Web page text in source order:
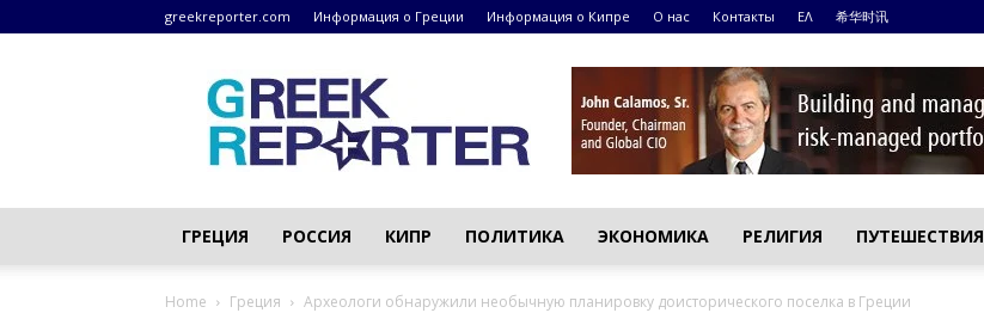
greekreporter.com Информация о Греции Информация о Кипре О нас Контакты ΕΛ 希华时讯
Греческие
новости
–
greekreporter.com
ГРЕЦИЯ РОССИЯ КИПР ПОЛИТИКА ЭКОНОМИКА РЕЛИГИЯ ПУТЕШЕСТВИЯ
Home Греция Археологи обнаружили необычную планировку доисторического поселка в Греции